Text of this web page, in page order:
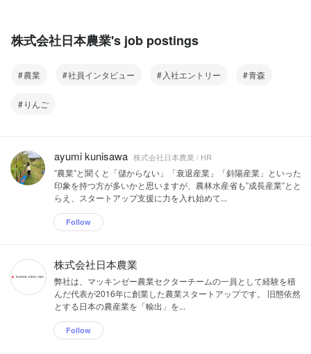
株式会社日本農業's job postings
農業 社員インタビュー 入社エントリー 青森
りんご
ayumi kunisawa 株式会社日本農業 / HR
”農業”と聞くと「儲からない」「衰退産業」「斜陽産業」といった
印象を持つ方が多いかと思いますが、農林水産省も”成長産業”とと
らえ、スタートアップ支援に力を入れ始めて...
Follow
株式会社日本農業
弊社は、マッキンゼー農業セクターチームの一員として経験を積
んだ代表が2016年に創業した農業スタートアップです。 旧態依然
とする日本の農産業を「輸出」を...
Follow